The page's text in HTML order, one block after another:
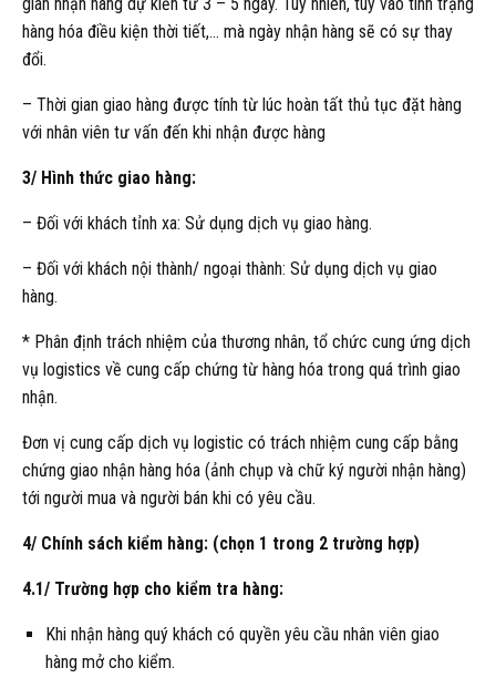
hàng hóa điều kiện thời tiết,… mà ngày nhận hàng sẽ có sự thay
đổi.
– Thời gian giao hàng được tính từ lúc hoàn tất thủ tục đặt hàng
với nhân viên tư vấn đến khi nhận được hàng
3/ Hình thức giao hàng:
– Đối với khách tỉnh xa: Sử dụng dịch vụ giao hàng.
– Đối với khách nội thành/ ngoại thành: Sử dụng dịch vụ giao
hàng.
* Phân định trách nhiệm của thương nhân, tổ chức cung ứng dịch
vụ logistics về cung cấp chứng từ hàng hóa trong quá trình giao
nhận.
Đơn vị cung cấp dịch vụ logistic có trách nhiệm cung cấp bằng
chứng giao nhận hàng hóa (ảnh chụp và chữ ký người nhận hàng)
tới người mua và người bán khi có yêu cầu.
4/ Chính sách kiểm hàng: (chọn 1 trong 2 trường hợp)
4.1/ Trường hợp cho kiểm tra hàng:
Khi nhận hàng quý khách có quyền yêu cầu nhân viên giao
hàng mở cho kiểm.